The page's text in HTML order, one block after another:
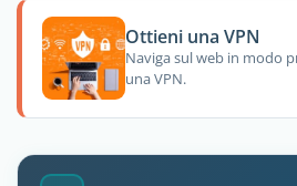
Ottieni una VPN
Naviga sul web in modo
una VPN.